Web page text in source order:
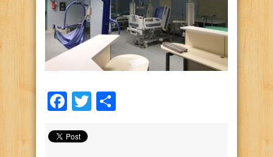
Facebook
Twitter